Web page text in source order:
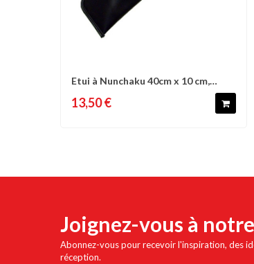
Comparer Liste d'envies
Etui à Nunchaku 40cm x 10 cm,
13,50 €
Joignez-vous à
Abonnez-vous pour recevoir l'inspiration, des
réception.